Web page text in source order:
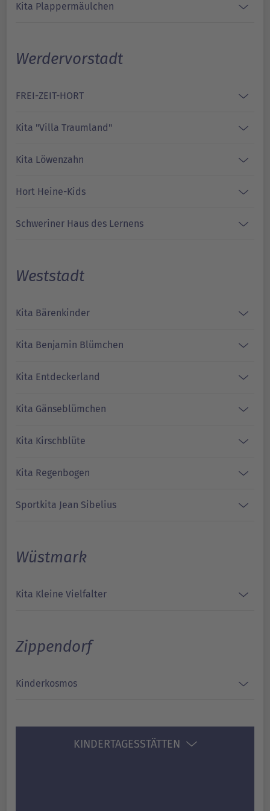
Kita Plappermäulchen
Werdervorstadt
FREI-ZEIT-HORT
Kita "Villa Traumland"
Kita Löwenzahn
Hort Heine-Kids
Schweriner Haus des Lernens
Weststadt
Kita Bärenkinder
Kita Benjamin Blümchen
Kita Entdeckerland
Kita Gänseblümchen
Kita Kirschblüte
Kita Regenbogen
Sportkita Jean Sibelius
Wüstmark
Kita Kleine Vielfalter
Zippendorf
Kinderkosmos
KINDERTAGESSTÄTTEN